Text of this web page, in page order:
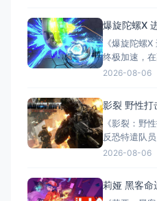
合集（官方
利50週年：
爆旋陀螺X
《爆旋陀螺
终极加速，
游戏类型：
中文定名）
（任天堂港
2026-08-06
影裂 野性打
《影裂：野
反恐特遣队
怖阴谋 游戏
名称：
2026-08-06
莉娅 黑客命